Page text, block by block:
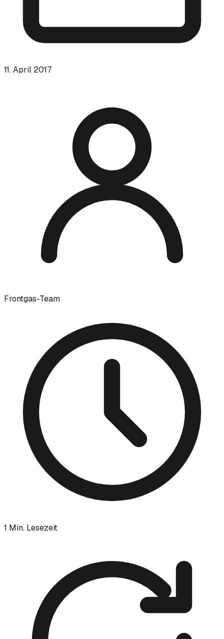
11. April 2017
Frontgas-Team
1 Min. Lesezeit